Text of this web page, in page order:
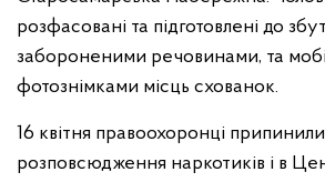
розфасовані та підготовлені до
забороненими речовинами, та
фотознімками місць схованок.
16 квітня правоохоронці
розповсюдження наркотиків і в